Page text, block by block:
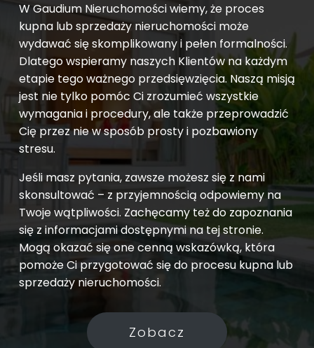
W Gaudium Nieruchomości wiemy, że proces
kupna lub sprzedaży nieruchomości może
wydawać się skomplikowany i pełen formalności.
Dlatego wspieramy naszych Klientów na każdym
etapie tego ważnego przedsięwzięcia. Naszą misją
jest nie tylko pomóc Ci zrozumieć wszystkie
wymagania i procedury, ale także przeprowadzić
Cię przez nie w sposób prosty i pozbawiony
stresu.
Jeśli masz pytania, zawsze możesz się z nami
skonsultować – z przyjemnością odpowiemy na
Twoje wątpliwości. Zachęcamy też do zapoznania
się z informacjami dostępnymi na tej stronie.
Mogą okazać się one cenną wskazówką, która
pomoże Ci przygotować się do procesu kupna lub
sprzedaży nieruchomości.
Zobacz